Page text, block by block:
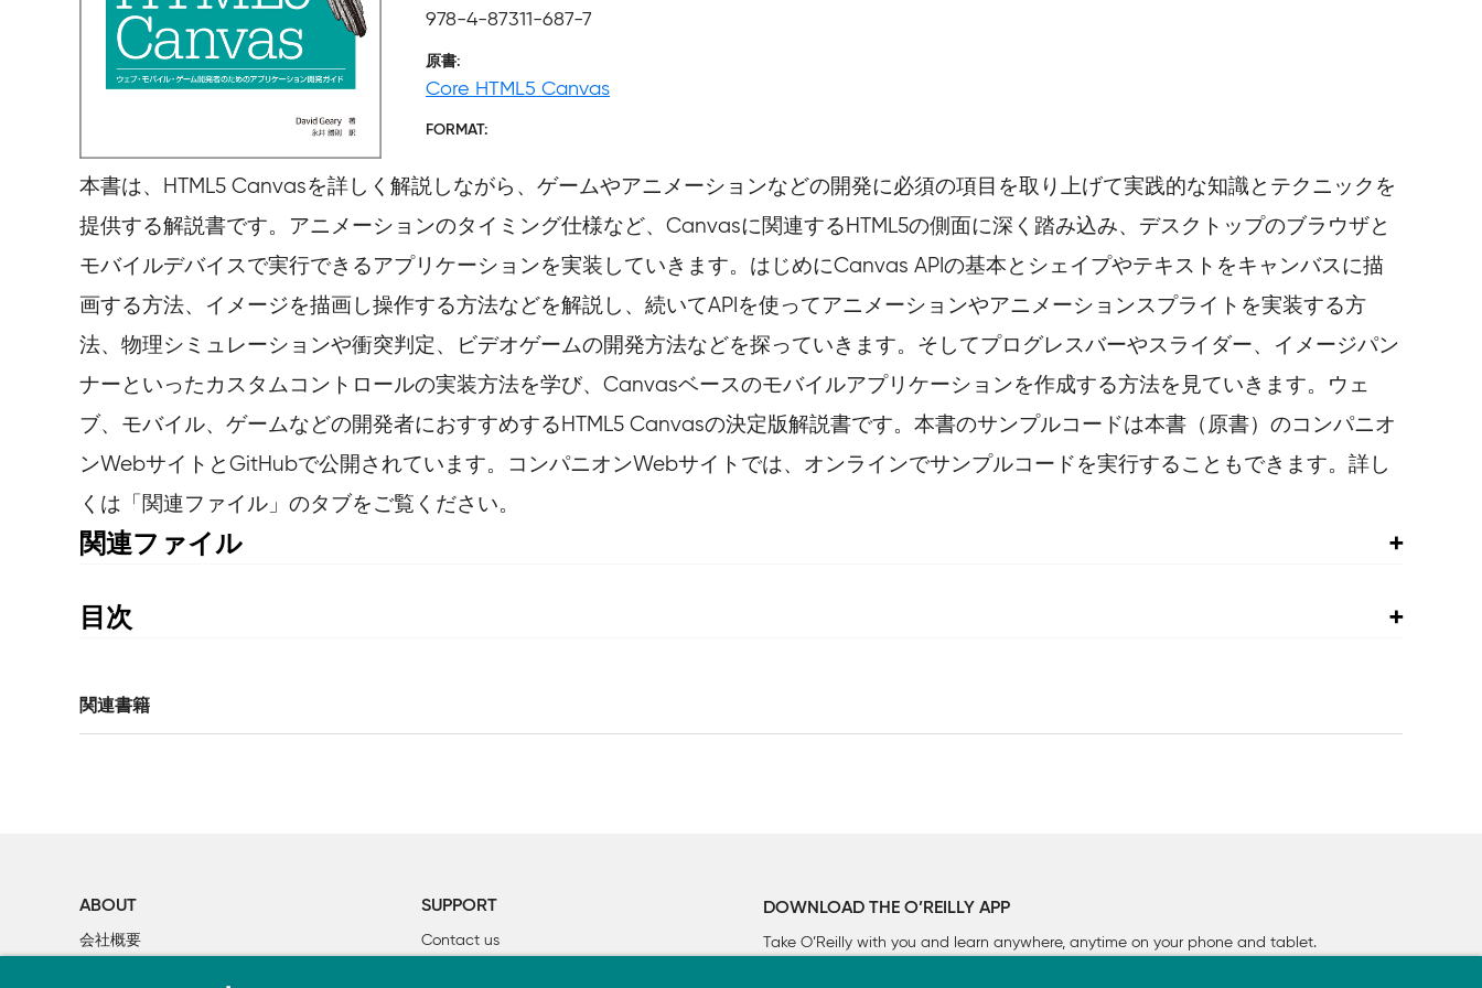
978-4-87311-687-7
原書
Core HTML5 Canvas
FORMAT
本書は、HTML5 Canvasを詳しく解説しながら、ゲームやアニメーションなどの開発に必須の項目を取り上げて実践的な知識とテクニックを
提供する解説書です。アニメーションのタイミング仕様など、Canvasに関連するHTML5の側面に深く踏み込み、デスクトップのブラウザと
モバイルデバイスで実行できるアプリケーションを実装していきます。はじめにCanvas APIの基本とシェイプやテキストをキャンバスに描
画する方法、イメージを描画し操作する方法などを解説し、続いてAPIを使ってアニメーションやアニメーションスプライトを実装する方
法、物理シミュレーションや衝突判定、ビデオゲームの開発方法などを探っていきます。そしてプログレスバーやスライダー、イメージパン
ナーといったカスタムコントロールの実装方法を学び、Canvasベースのモバイルアプリケーションを作成する方法を見ていきます。ウェ
ブ、モバイル、ゲームなどの開発者におすすめするHTML5 Canvasの決定版解説書です。本書のサンプルコードは本書（原書）のコンパニオ
ンWebサイトとGitHubで公開されています。コンパニオンWebサイトでは、オンラインでサンプルコードを実行することもできます。詳し
くは「関連ファイル」のタブをご覧ください。
関連ファイル
目次
1章　基礎
    1.1　canvas要素
    1.3　本書で標準とするサンプル
    1.4　スタート
        1.4.1　仕様
        1.4.2　ブラウザ
関連書籍
ABOUT
会社概要
SUPPORT
Contact us
DOWNLOAD THE O’REILLY APP
Take O’Reilly with you and learn anywhere, anytime on your phone and tablet.